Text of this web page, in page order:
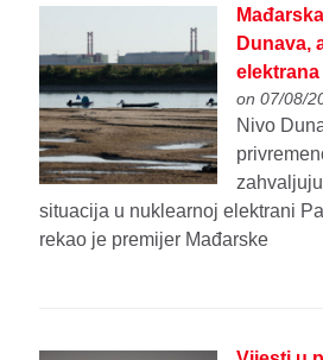
Dunava,
elektrana
on 07/08/
Nivo
situacija u nuklearnoj elektrani
rekao je premijer Mađarske